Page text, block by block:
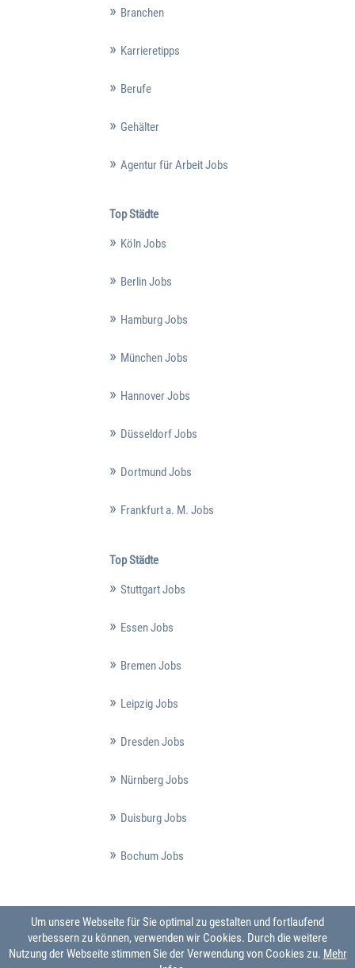
Branchen
Karrieretipps
Berufe
Gehälter
Agentur für Arbeit Jobs
Top Städte
Köln Jobs
Berlin Jobs
Hamburg Jobs
München Jobs
Hannover Jobs
Düsseldorf Jobs
Dortmund Jobs
Frankfurt a. M. Jobs
Top Städte
Stuttgart Jobs
Essen Jobs
Bremen Jobs
Leipzig Jobs
Dresden Jobs
Nürnberg Jobs
Duisburg Jobs
Bochum Jobs
Um unsere Webseite für Sie optimal zu gestalten und fortlaufend
verbessern zu können, verwenden wir Cookies. Durch die weitere
Nutzung der Webseite stimmen Sie der Verwendung von Cookies zu. Mehr